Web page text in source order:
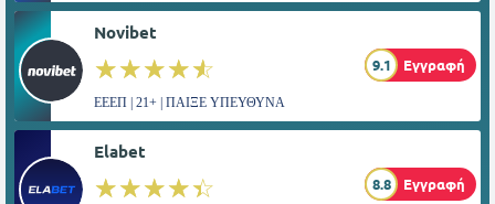
Novibet
☆☆☆☆☆
★★★★★ 9.1 Εγγραφή
ΕΕΕΠ | 21+ | ΠΑΙΞΕ ΥΠΕΥΘΥΝΑ
Elabet
☆☆☆☆☆
★★★★★ 8.8 Εγγραφή